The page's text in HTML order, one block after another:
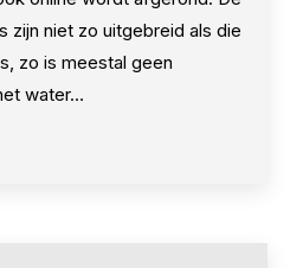
zijn niet zo uitgebreid als die
zo is meestal geen
water…